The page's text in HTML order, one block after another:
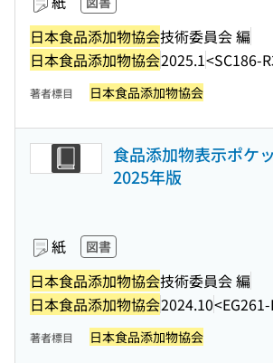
日本食品添加物協会技術委員会 編
日本食品添加物協会2025.1<SC186-
著者標目 日本食品添加物協会
食品添加物表示ポケ
2025年版
紙 図書
日本食品添加物協会技術委員会 編
日本食品添加物協会2024.10
著者標目 日本食品添加物協会